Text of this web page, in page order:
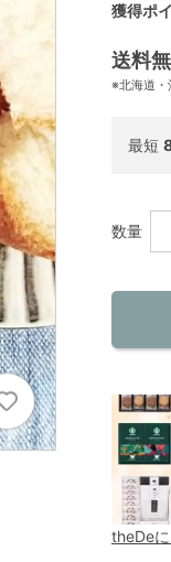
獲得ポ
送料
※北海道・
最短
数量
theDe